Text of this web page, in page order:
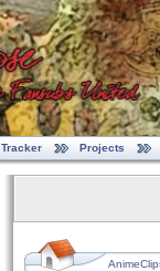
Tracker Projects